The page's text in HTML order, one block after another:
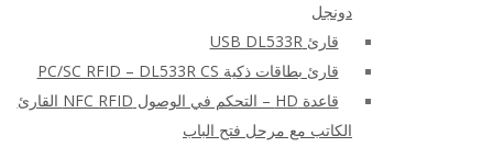
دونجل
قارئ USB DL533R
قارئ بطاقات ذكية PC/SC RFID – DL533R CS
قاعدة HD – التحكم في الوصول NFC RFID القارئ
الكاتب مع مرحل فتح الباب